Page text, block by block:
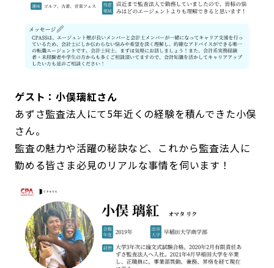
ゲスト：小俣璃紅さん
あずさ監査法人にて5年近くの経験を積んできた小俣
さん。
監査の魅力や活躍の秘訣など、これから監査法人に
勤める皆さま必見のリアルな事情を伺います！